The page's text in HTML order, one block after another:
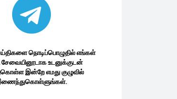
நொடிப்பொழுதில் எங்கள்
சேவையினூடாக உடனுக்குடன்
இன்றே எமது குழுவில்